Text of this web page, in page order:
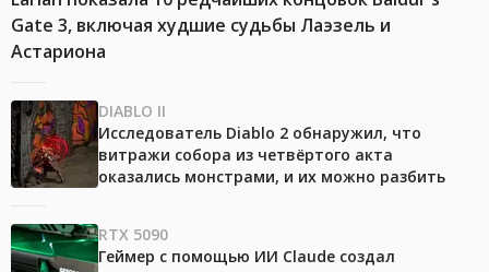
Gate 3, включая худшие судьбы Лаэзель и
Астариона
DIABLO II
Исследователь Diablo 2 обнаружил, что
витражи собора из четвёртого акта
оказались монстрами, и их можно разбить
RTX 5090
Геймер с помощью ИИ Claude создал